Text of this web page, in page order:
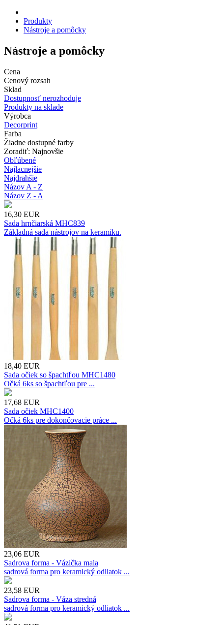
Produkty
Nástroje a pomôcky
Nástroje a pomôcky
Cena
Cenový rozsah
Sklad
Dostupnosť nerozhoduje
Produkty na sklade
Výrobca
Decorprint
Farba
Žiadne dostupné farby
Zoradiť: Najnovšie
Obľúbené
Najlacnejšie
Najdrahšie
Názov A - Z
Názov Z - A
16,30 EUR
Sada hrnčiarská MHC839
Základná sada nástrojov na keramiku.
18,40 EUR
Sada očiek so špachtľou MHC1480
Očká 6ks so špachtľou pre ...
17,68 EUR
Sada očiek MHC1400
Očká 6ks pre dokončovacie práce ...
23,06 EUR
Sadrova forma - Vázička mala
sadrová forma pro keramický odliatok ...
23,58 EUR
Sadrova forma - Váza stredná
sadrová forma pro keramický odliatok ...